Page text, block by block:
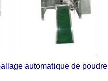
automatique de poudre